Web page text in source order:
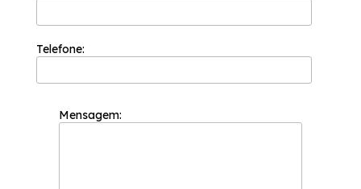
Telefone:
Mensagem: